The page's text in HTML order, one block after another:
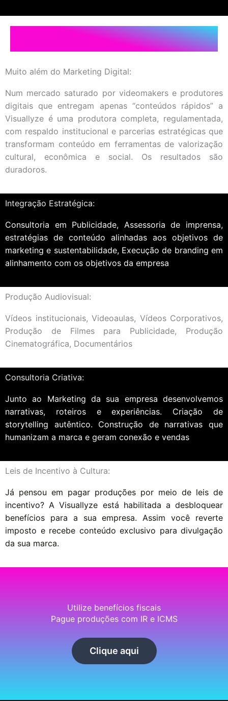
Muito além do Marketing Digital:
Num mercado saturado por videomakers e produtores
digitais que entregam apenas “conteúdos rápidos” a
Visuallyze é uma produtora completa, regulamentada,
com respaldo institucional e parcerias estratégicas que
transformam conteúdo em ferramentas de valorização
cultural, econômica e social. Os resultados são
duradoros.
Integração Estratégica:
Consultoria em Publicidade, Assessoria de imprensa,
estratégias de conteúdo alinhadas aos objetivos de
marketing e sustentabilidade, Execução de branding em
alinhamento com os objetivos da empresa
Produção Audiovisual:
Vídeos institucionais, Videoaulas, Vídeos Corporativos,
Produção de Filmes para Publicidade, Produção
Cinematográfica, Documentários
Consultoria Criativa:
Junto ao Marketing da sua empresa desenvolvemos
narrativas, roteiros e experiências. Criação de
storytelling autêntico. Construção de narrativas que
humanizam a marca e geram conexão e vendas
Leis de Incentivo à Cultura:
Já pensou em pagar produções por meio de leis de
incentivo? A Visuallyze está habilitada a desbloquear
benefícios para a sua empresa. Assim você reverte
imposto e recebe conteúdo exclusivo para divulgação
da sua marca.
Utilize benefícios fiscais
Pague produções com IR e ICMS
Clique aqui